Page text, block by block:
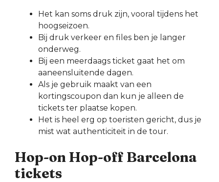
Het kan soms druk zijn, vooral tijdens het
hoogseizoen.
Bij druk verkeer en files ben je langer
onderweg.
Bij een meerdaags ticket gaat het om
aaneensluitende dagen.
Als je gebruik maakt van een
kortingscoupon dan kun je alleen de
tickets ter plaatse kopen.
Het is heel erg op toeristen gericht, dus je
mist wat authenticiteit in de tour.
Hop-on Hop-off Barcelona
tickets